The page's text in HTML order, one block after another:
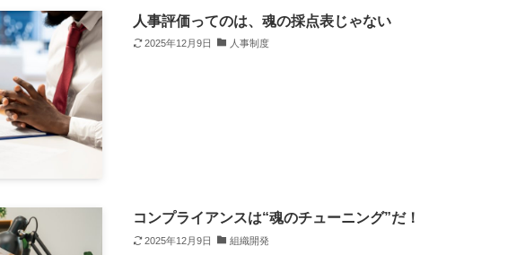
人事評価ってのは、魂の採点表じゃない
2025年12月9日 人事制度
コンプライアンスは“魂のチューニング”だ！
2025年12月9日 組織開発